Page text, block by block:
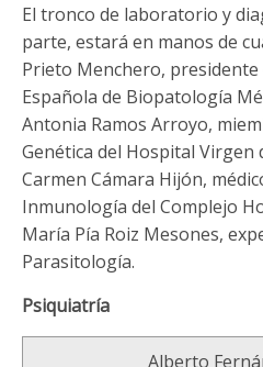
El tronco de laboratorio y
parte, estará en manos de
Prieto Menchero, presidente
Española de Biopatología
Antonia Ramos Arroyo,
Genética del Hospital Virgen
Carmen Cámara Hijón,
Inmunología del Complejo
María Pía Roiz Mesones,
Parasitología.
Psiquiatría
Alberto